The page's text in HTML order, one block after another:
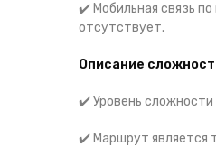
✔️ Мобильная связь
отсутствует.
Описание
✔️ Уровень
✔️ Маршрут является